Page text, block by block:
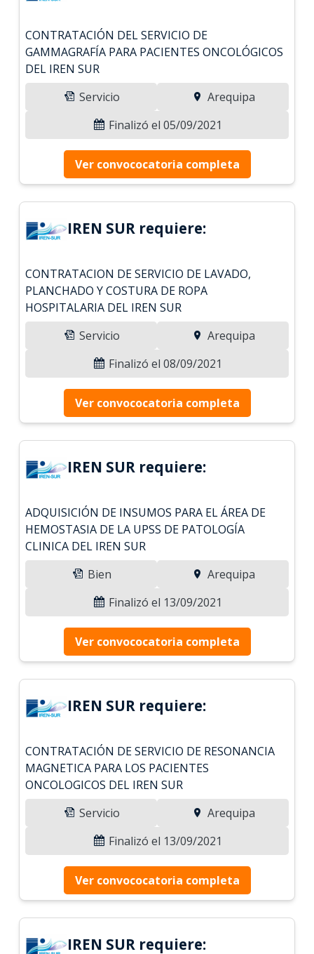
CONTRATACIÓN DEL SERVICIO DE
GAMMAGRAFÍA PARA PACIENTES ONCOLÓGICOS
DEL IREN SUR
Servicio
Arequipa
Finalizó el 05/09/2021
Ver convococatoria completa
IREN SUR requiere:
CONTRATACION DE SERVICIO DE LAVADO,
PLANCHADO Y COSTURA DE ROPA
HOSPITALARIA DEL IREN SUR
Servicio
Arequipa
Finalizó el 08/09/2021
Ver convococatoria completa
IREN SUR requiere:
ADQUISICIÓN DE INSUMOS PARA EL ÁREA DE
HEMOSTASIA DE LA UPSS DE PATOLOGÍA
CLINICA DEL IREN SUR
Bien
Arequipa
Finalizó el 13/09/2021
Ver convococatoria completa
IREN SUR requiere:
CONTRATACIÓN DE SERVICIO DE RESONANCIA
MAGNETICA PARA LOS PACIENTES
ONCOLOGICOS DEL IREN SUR
Servicio
Arequipa
Finalizó el 13/09/2021
Ver convococatoria completa
IREN SUR requiere: